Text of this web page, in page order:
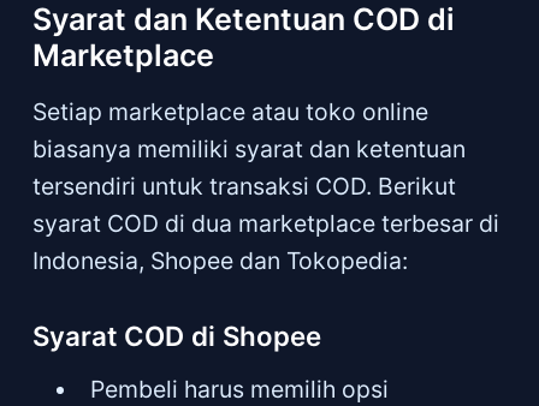
Syarat dan Ketentuan COD di
Marketplace
Setiap marketplace atau toko online
biasanya memiliki syarat dan ketentuan
tersendiri untuk transaksi COD. Berikut
syarat COD di dua marketplace terbesar di
Indonesia, Shopee dan Tokopedia:
Syarat COD di Shopee
Pembeli harus memilih opsi